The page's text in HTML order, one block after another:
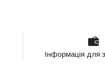
Інформація для